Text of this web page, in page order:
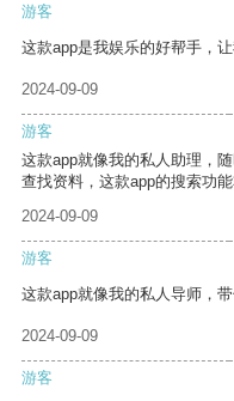
游客
这款app是我娱乐的好帮手，
2024-09-09
游客
这款app就像我的私人助理，
查找资料，这款app的搜索功
2024-09-09
游客
这款app就像我的私人导师，
2024-09-09
游客